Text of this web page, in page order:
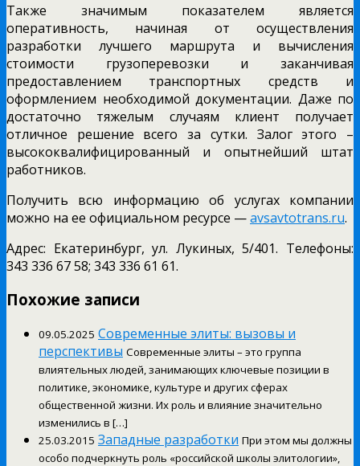
Также значимым показателем является
оперативность, начиная от осуществления
разработки лучшего маршрута и вычисления
стоимости грузоперевозки и заканчивая
предоставлением транспортных средств и
оформлением необходимой документации. Даже по
достаточно тяжелым случаям клиент получает
отличное решение всего за сутки. Залог этого –
высококвалифицированный и опытнейший штат
работников.
Получить всю информацию об услугах компании
можно на ее официальном ресурсе —avsavtotrans.ru.
Адрес: Екатеринбург, ул. Лукиных, 5/401. Телефоны:
343 336 67 58; 343 336 61 61.
Похожие записи
09.05.2025 Современные элиты: вызовы и
перспективы Современные элиты – это группа
влиятельных людей, занимающих ключевые позиции в
политике, экономике, культуре и других сферах
общественной жизни. Их роль и влияние значительно
изменились в […]
25.03.2015 Западные разработки При этом мы должны
особо подчеркнуть роль «российской школы элитологии»,